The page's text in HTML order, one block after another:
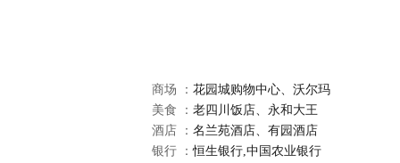
商场 ： 花园城购物中心、沃尔玛
美食 ： 老四川饭店、永和大王
酒店 ： 名兰苑酒店、有园酒店
银行 ：恒生银行,中国农业银行